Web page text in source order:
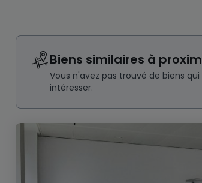
Biens similaires à
Vous n'avez pas trouvé de biens
intéresser.